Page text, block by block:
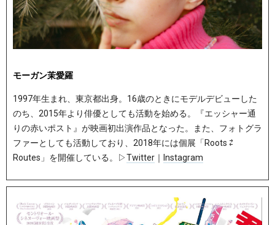
モーガン茉愛羅
1997年生まれ、東京都出身。16歳のときにモデルデビューした
のち、2015年より俳優としても活動を始める。『エッシャー通
りの赤いポスト』が映画初出演作品となった。また、フォトグラ
ファーとしても活動しており、2018年には個展「Roots ⇄
Routes」を開催している。▷Twitter ｜ Instagram